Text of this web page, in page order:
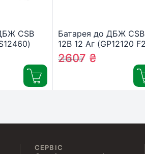
CSB
Батарея до ДБЖ CSB
12В 12 Аг (GP12120
2661₴
2607 ₴
СЕРВІС